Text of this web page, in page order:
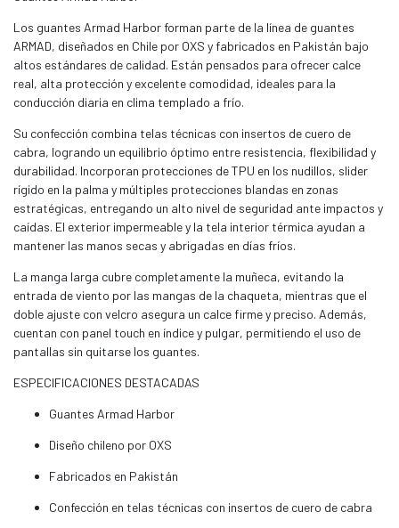
Los guantes Armad Harbor forman parte de la línea de guantes
ARMAD, diseñados en Chile por OXS y fabricados en Pakistán bajo
altos estándares de calidad. Están pensados para ofrecer calce
real, alta protección y excelente comodidad, ideales para la
conducción diaria en clima templado a frío.
Su confección combina telas técnicas con insertos de cuero de
cabra, logrando un equilibrio óptimo entre resistencia, flexibilidad y
durabilidad. Incorporan protecciones de TPU en los nudillos, slider
rígido en la palma y múltiples protecciones blandas en zonas
estratégicas, entregando un alto nivel de seguridad ante impactos y
caídas. El exterior impermeable y la tela interior térmica ayudan a
mantener las manos secas y abrigadas en días fríos.
La manga larga cubre completamente la muñeca, evitando la
entrada de viento por las mangas de la chaqueta, mientras que el
doble ajuste con velcro asegura un calce firme y preciso. Además,
cuentan con panel touch en índice y pulgar, permitiendo el uso de
pantallas sin quitarse los guantes.
ESPECIFICACIONES DESTACADAS
Guantes Armad Harbor
Diseño chileno por OXS
Fabricados en Pakistán
Confección en telas técnicas con insertos de cuero de cabra